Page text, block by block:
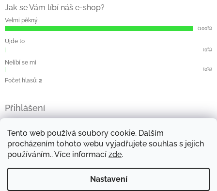
Tento web používá soubory cookie. Dalším
procházením tohoto webu vyjadřujete souhlas s jejich
používáním.. Více informací zde.
Nastavení
Jak se Vám líbí náš e-shop?
Velmi pěkný
(100%)
Ujde to
(0%)
Nelíbí se mi
(0%)
Počet hlasů: 2
Přihlášení
Zapomenuté heslo